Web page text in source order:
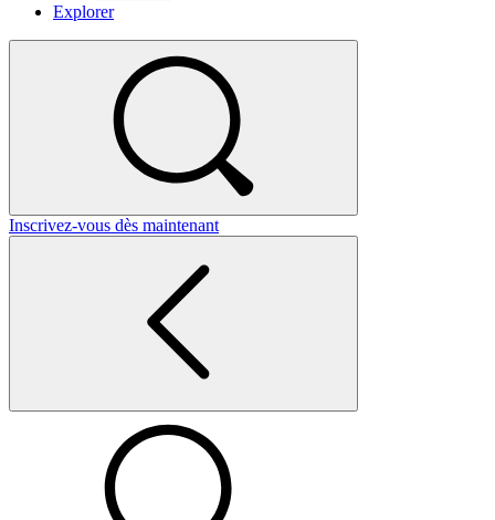
Explorer
Inscrivez-vous dès maintenant